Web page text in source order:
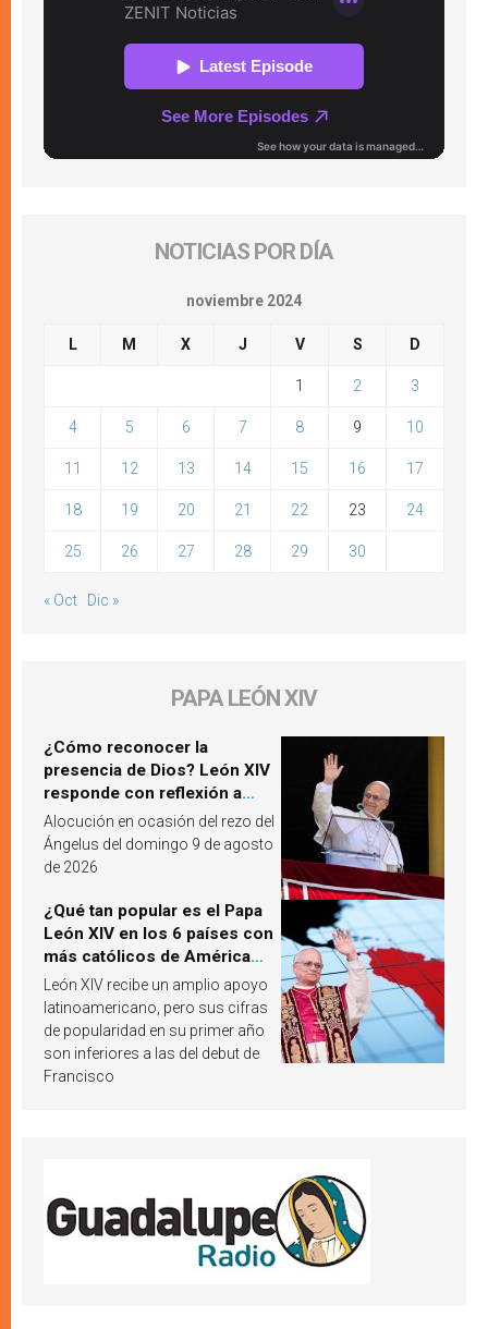
NOTICIAS POR DÍA
noviembre 2024
L M X J V S D
1 2 3
4 5 6 7 8 9 10
11 12 13 14 15 16 17
18 19 20 21 22 23 24
25 26 27 28 29 30
« Oct Dic »
PAPA LEÓN XIV
¿Cómo reconocer la
presencia de Dios? León XIV
responde con reflexión a
partir de un pasaje del
Evangelio
Alocución en ocasión del rezo del
Ángelus del domingo 9 de agosto
de 2026
¿Qué tan popular es el Papa
León XIV en los 6 países con
más católicos de América
Latina en 2026? Publican
resultados de investigación
León XIV recibe un amplio apoyo
latinoamericano, pero sus cifras
de popularidad en su primer año
son inferiores a las del debut de
Francisco